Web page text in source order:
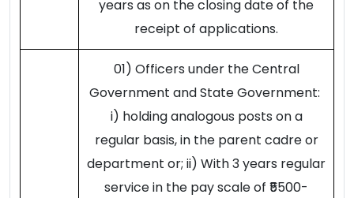
years as on the closing date of the
receipt of applications.
01) Officers under the Central
Government and State Government:
i) holding analogous posts on a
regular basis, in the parent cadre or
department or; ii) With 3 years regular
service in the pay scale of ₹5500-